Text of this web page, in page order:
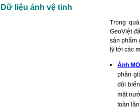
Dữ liệu ảnh vệ tinh
Trong
GeoViệt
sản phẩm
lý tới các
Ảnh
phân
dõi
mặt
toàn